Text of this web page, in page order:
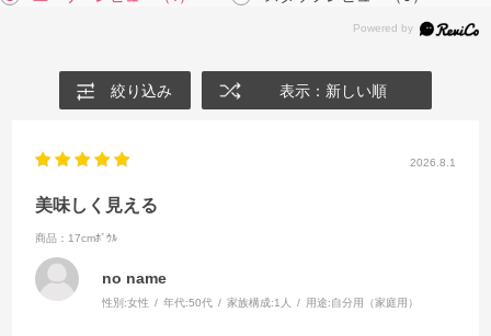
絞り込み 表示：新しい順
2026.8.1
美味しく見える
商品：17cmﾎﾞｳﾙ
no name
性別:女性 年代:50代 家族構成:1人 用途:自分用（家庭用）